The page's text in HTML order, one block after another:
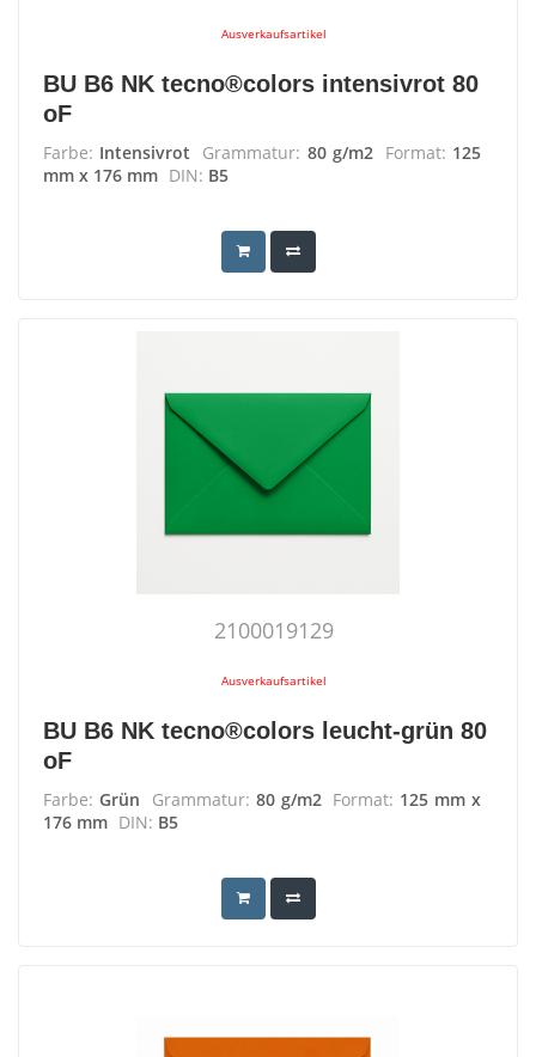
Ausverkaufsartikel
BU B6 NK tecno®colors intensivrot 80
oF
Farbe: Intensivrot Grammatur: 80 g/m2 Format: 125
mm x 176 mm DIN: B5
2100019129
Ausverkaufsartikel
BU B6 NK tecno®colors leucht-grün 80
oF
Farbe: Grün Grammatur: 80 g/m2 Format: 125 mm x
176 mm DIN: B5